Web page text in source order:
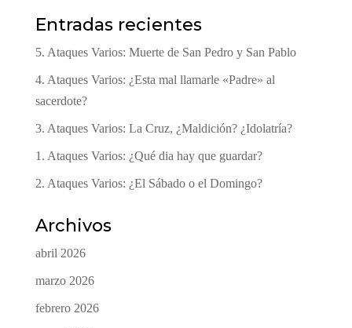
Entradas recientes
5. Ataques Varios: Muerte de San Pedro y San Pablo
4. Ataques Varios: ¿Esta mal llamarle «Padre» al
sacerdote?
3. Ataques Varios: La Cruz, ¿Maldición? ¿Idolatría?
1. Ataques Varios: ¿Qué dia hay que guardar?
2. Ataques Varios: ¿El Sábado o el Domingo?
Archivos
abril 2026
marzo 2026
febrero 2026